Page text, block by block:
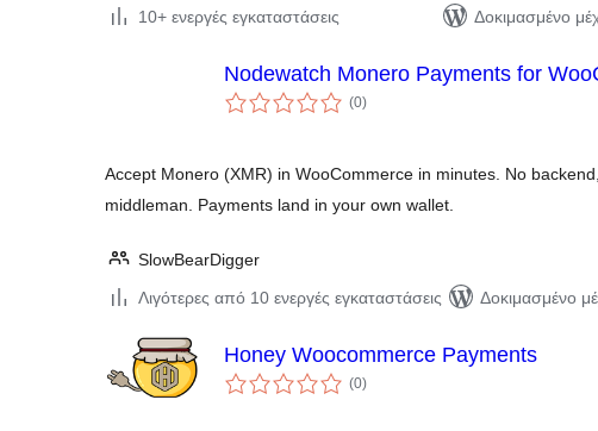
10+ ενεργές εγκαταστάσεις
Δοκιμασμένο
Nodewatch Monero Payments for
(0αξιολογήσεις
σύνολο
)
Accept Monero (XMR) in WooCommerce in minutes. No
middleman. Payments land in your own wallet.
SlowBearDigger
Λιγότερες από 10 ενεργές εγκαταστάσεις
Δοκιμασμένο
Honey Woocommerce Payments
(0αξιολογήσεις
σύνολο
)